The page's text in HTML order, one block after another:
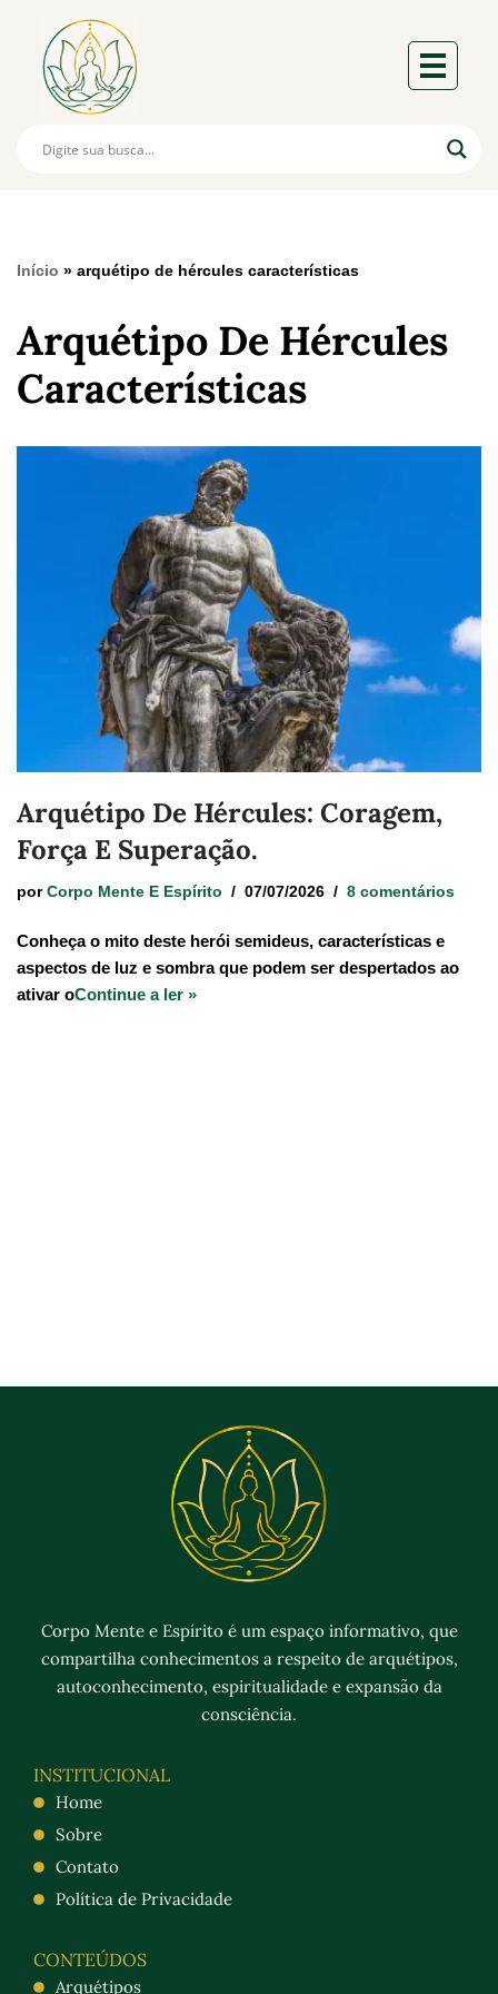
Início » arquétipo de hércules características
Arquétipo De Hércules
Características
Arquétipo De Hércules: Coragem,
Força E Superação.
por Corpo Mente E Espírito 07/07/2026 8 comentários
Conheça o mito deste herói semideus, características e
aspectos de luz e sombra que podem ser despertados ao
ativar oContinue a ler »
Corpo Mente e Espírito é um espaço informativo, que
compartilha conhecimentos a respeito de arquétipos,
autoconhecimento, espiritualidade e expansão da
consciência.
INSTITUCIONAL
Home
Sobre
Contato
Política de Privacidade
CONTEÚDOS
Arquétipos